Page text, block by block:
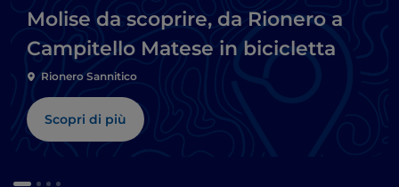
Molise da scoprire, da Rionero a
Campitello Matese in bicicletta
Rionero Sannitico
Scopri di più